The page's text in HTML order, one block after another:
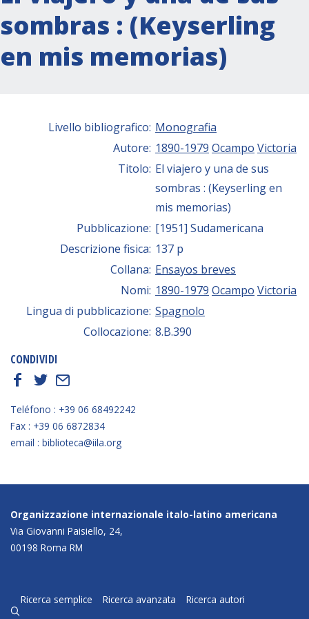
sombras : (Keyserling
en mis memorias)
Livello bibliografico: Monografia
Autore: 1890-1979 Ocampo Victoria
Titolo: El viajero y una de sus
sombras : (Keyserling en
mis memorias)
Pubblicazione: [1951] Sudamericana
Descrizione fisica: 137 p
Collana: Ensayos breves
Nomi: 1890-1979 Ocampo Victoria
Lingua di pubblicazione: Spagnolo
Collocazione: 8.B.390
CONDIVIDI
f
t E
Teléfono : +39 06 68492242
Fax : +39 06 6872834
email : biblioteca@iila.org
Organizzazione internazionale italo-latino americana
Via Giovanni Paisiello, 24,
00198 Roma RM
Ricerca semplice Ricerca avanzata Ricerca autori
q